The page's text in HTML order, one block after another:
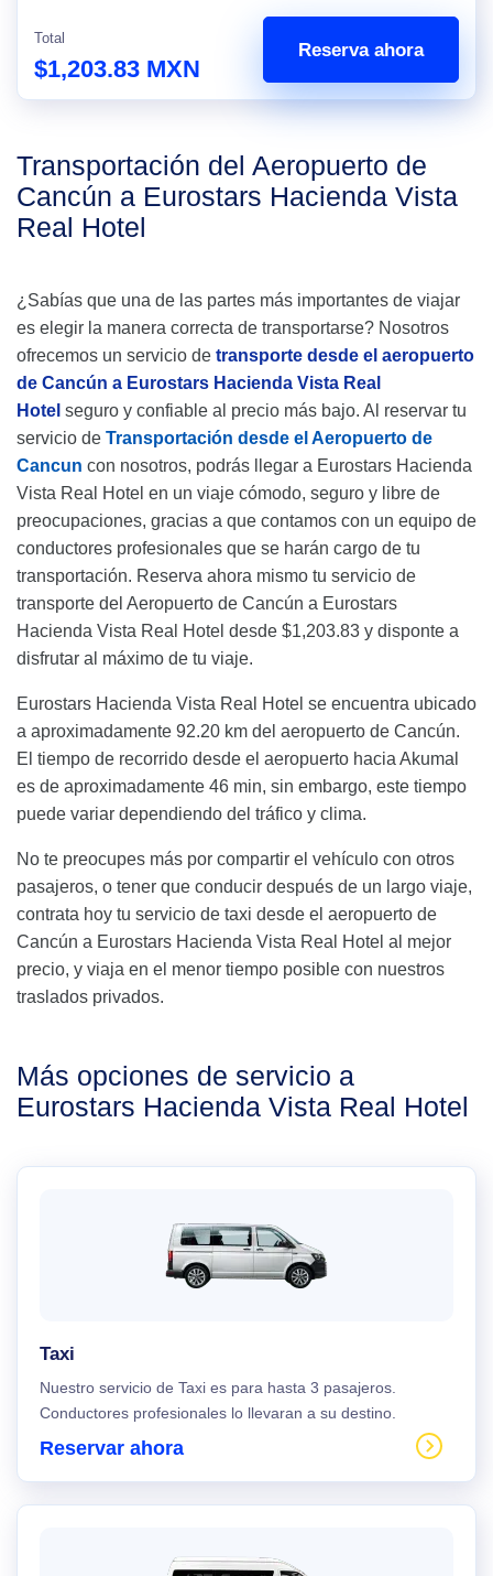
Total
$1,203.83 MXN
Reserva ahora
Transportación del Aeropuerto de
Cancún a Eurostars Hacienda Vista
Real Hotel
¿Sabías que una de las partes más importantes de viajar
es elegir la manera correcta de transportarse? Nosotros
ofrecemos un servicio de transporte desde el aeropuerto
de Cancún a Eurostars Hacienda Vista Real
Hotel seguro y confiable al precio más bajo. Al reservar tu
servicio de Transportación desde el Aeropuerto de
Cancun con nosotros, podrás llegar a Eurostars Hacienda
Vista Real Hotel en un viaje cómodo, seguro y libre de
preocupaciones, gracias a que contamos con un equipo de
conductores profesionales que se harán cargo de tu
transportación. Reserva ahora mismo tu servicio de
transporte del Aeropuerto de Cancún a Eurostars
Hacienda Vista Real Hotel desde $1,203.83 y disponte a
disfrutar al máximo de tu viaje.
Eurostars Hacienda Vista Real Hotel se encuentra ubicado
a aproximadamente 92.20 km del aeropuerto de Cancún.
El tiempo de recorrido desde el aeropuerto hacia Akumal
es de aproximadamente 46 min, sin embargo, este tiempo
puede variar dependiendo del tráfico y clima.
No te preocupes más por compartir el vehículo con otros
pasajeros, o tener que conducir después de un largo viaje,
contrata hoy tu servicio de taxi desde el aeropuerto de
Cancún a Eurostars Hacienda Vista Real Hotel al mejor
precio, y viaja en el menor tiempo posible con nuestros
traslados privados.
Más opciones de servicio a
Eurostars Hacienda Vista Real Hotel
Taxi
Nuestro servicio de Taxi es para hasta 3 pasajeros.
Conductores profesionales lo llevaran a su destino.
Reservar ahora